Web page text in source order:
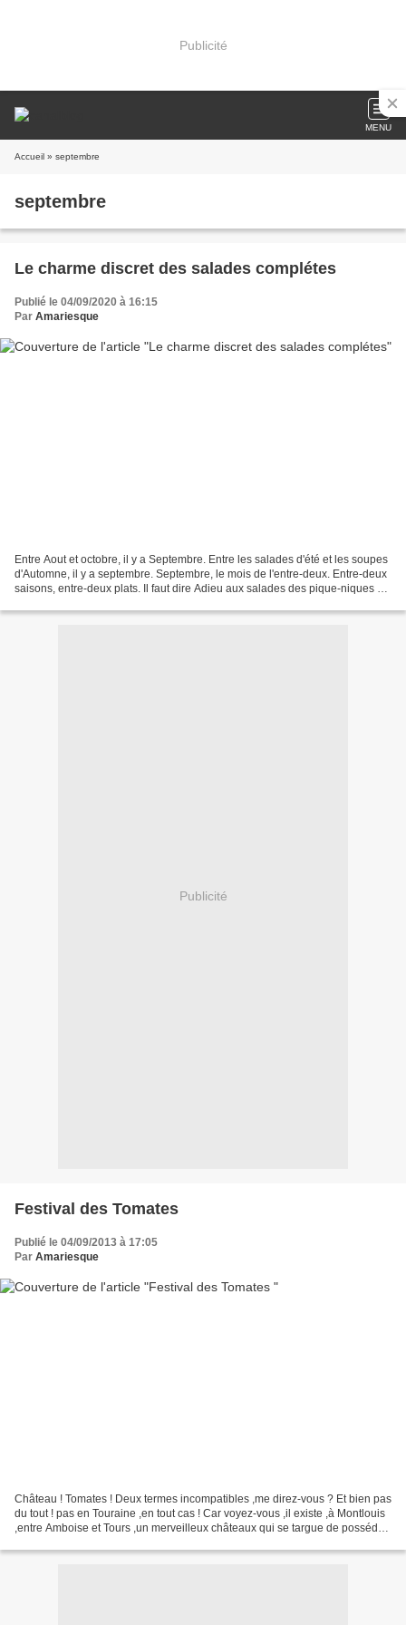
Publicité
MENU
Accueil » septembre
septembre
Le charme discret des salades complétes
Publié le 04/09/2020 à 16:15
Par Amariesque
Entre Aout et octobre, il y a Septembre. Entre les salades d'été et les soupes
d'Automne, il y a septembre. Septembre, le mois de l'entre-deux. Entre-deux
saisons, entre-deux plats. Il faut dire Adieu aux salades des pique-niques et
Publicité
Festival des Tomates
Publié le 04/09/2013 à 17:05
Par Amariesque
Château ! Tomates ! Deux termes incompatibles ,me direz-vous ? Et bien pas
du tout ! pas en Touraine ,en tout cas ! Car voyez-vous ,il existe ,à Montlouis
,entre Amboise et Tours ,un merveilleux châteaux qui se targue de posséder